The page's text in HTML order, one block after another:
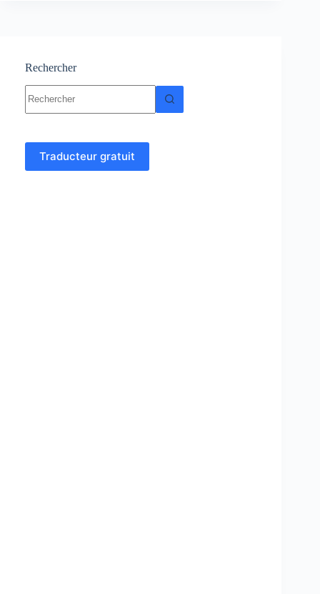
Rechercher
résultat
Traducteur gratuit